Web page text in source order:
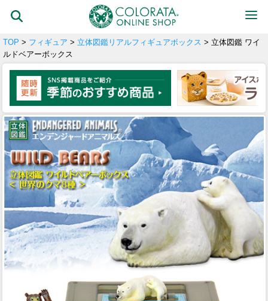
TOP > フィギュア > 立体図鑑リアルフィギュアボックス > 立体図鑑 ワイ
ルドベアーボックス